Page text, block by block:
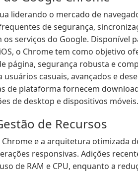
liderando o mercado de
de segurança,
serviços do Google. Disponível
o Chrome tem como objetivo
página, segurança robusta e
casuais, avançados e
de plataforma fornecem
de desktop e dispositivos móveis.
de Recursos
Chrome e a arquitetura otimizada
responsivas. Adições
de RAM e CPU, enquanto a